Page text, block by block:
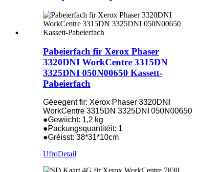
Pabeierfach fir Xerox Phaser
3320DNI WorkCentre 3315DN
3325DNI 050N00650 Kassett-
Pabeierfach
Gëeegent fir: Xerox Phaser 3320DNI
WorkCentre 3315DN 3325DNI 050N00650
●Gewiicht: 1,2 kg
●Packungsquantitéit: 1
●Gréisst: 38*31*10cm
UfroDetail